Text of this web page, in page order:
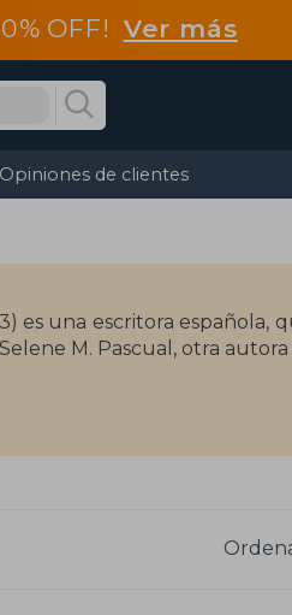
OFF! Ver más
Opiniones de clientes
es una escritora española,
M. Pascual, otra